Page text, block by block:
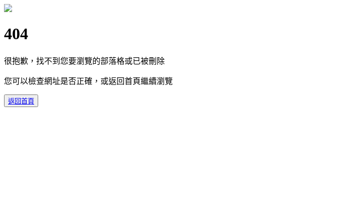
404
很抱歉，找不到您要瀏覽的部落格或已被刪除
您可以檢查網址是否正確，或返回首頁繼續瀏覽
返回首頁